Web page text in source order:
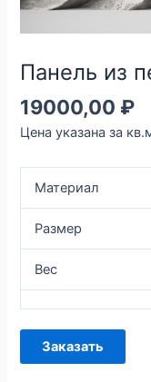
Панель из
19000,00 ₽
Цена указана за
Материал
Размер
Вес
Заказать